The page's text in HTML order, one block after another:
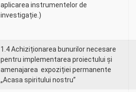
aplicarea instrumentelor de
investigație.)
1.4 Achiziționarea bunurilor necesare
pentru implementarea proiectului și
amenajarea expoziției permanente
„Acasa spiritului nostru”